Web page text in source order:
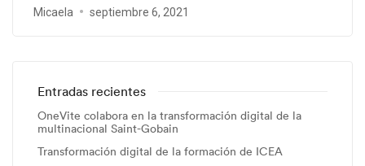
Micaela septiembre 6, 2021
Entradas recientes
OneVite colabora en la transformación digital de la
multinacional Saint-Gobain
Transformación digital de la formación de ICEA